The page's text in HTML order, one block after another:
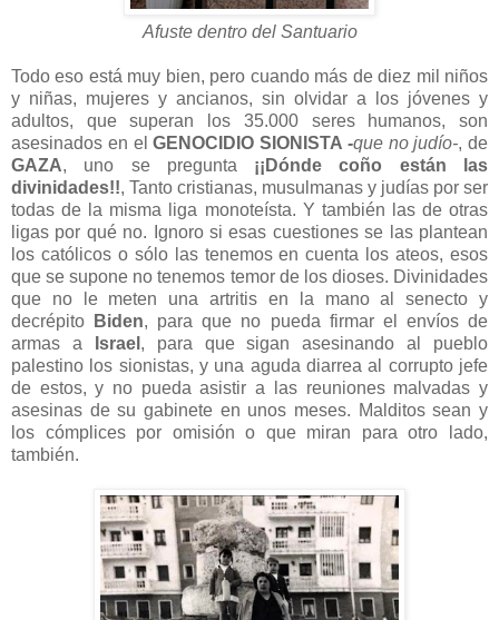
Afuste dentro del Santuario
Todo eso está muy bien, pero cuando más de diez mil niños
y niñas, mujeres y ancianos, sin olvidar a los jóvenes y
adultos, que superan los 35.000 seres humanos, son
asesinados en elGENOCIDIO SIONISTA -que no judío-, de
GAZA, uno se pregunta ¡¡Dónde coño están las
divinidades!!, Tanto cristianas, musulmanas y judías por ser
todas de la misma liga monoteísta. Y también las de otras
ligas por qué no. Ignoro si esas cuestiones se las plantean
los católicos o sólo las tenemos en cuenta los ateos, esos
que se supone no tenemos temor de los dioses. Divinidades
que no le meten una artritis en la mano al senecto y
decrépito
Biden, para que no pueda firmar el envíos de
armas a
Israel , para que sigan asesinando al pueblo
palestino los sionistas, y una aguda diarrea al corrupto jefe
de estos, y no pueda asistir a las reuniones malvadas y
asesinas de su gabinete en unos meses. Malditos sean y
los cómplices por omisión o que miran para otro lado,
también.